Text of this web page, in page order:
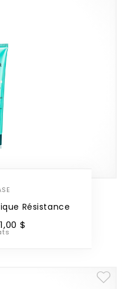
Résistance
,00 $